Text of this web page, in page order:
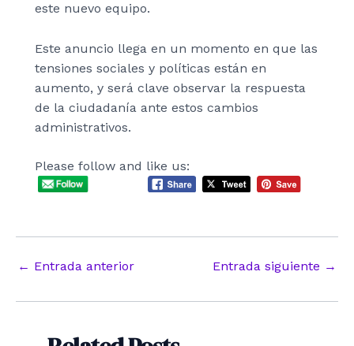
este nuevo equipo.
Este anuncio llega en un momento en que las
tensiones sociales y políticas están en
aumento, y será clave observar la respuesta
de la ciudadanía ante estos cambios
administrativos.
Please follow and like us:
Navegación
entradas
← Entrada anterior Entrada siguiente →